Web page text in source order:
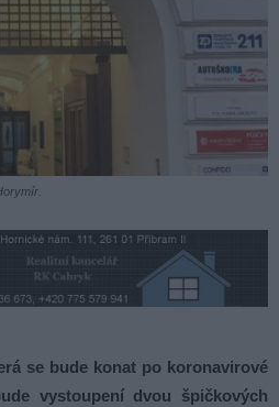
se bude konat po koronavirové
vystoupení dvou špičkových